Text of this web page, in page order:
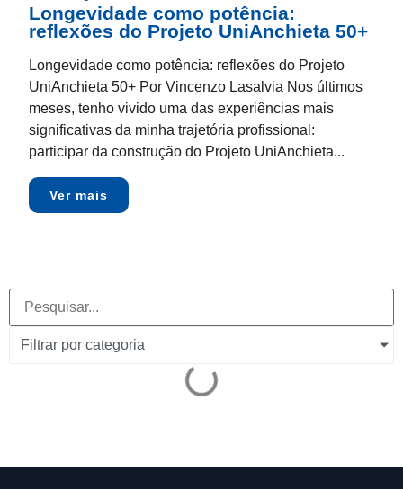
Longevidade como potência:
reflexões do Projeto UniAnchieta 50+
Longevidade como potência: reflexões do Projeto
UniAnchieta 50+ Por Vincenzo Lasalvia Nos últimos
meses, tenho vivido uma das experiências mais
significativas da minha trajetória profissional:
participar da construção do Projeto UniAnchieta...
Ver mais
Filtrar por categoria